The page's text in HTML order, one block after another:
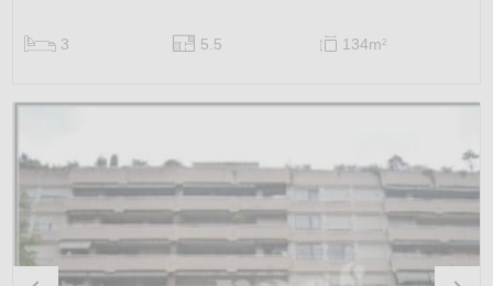
3 5.5 134m2